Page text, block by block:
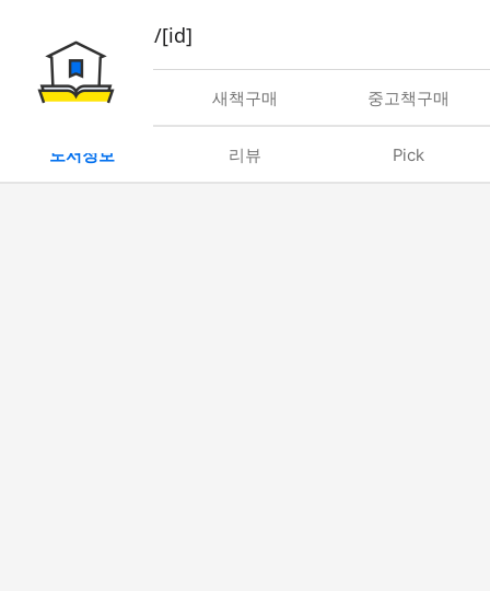
book/rent/[id]
대여 새책구매 중고책구매
도서정보 리뷰 Pick